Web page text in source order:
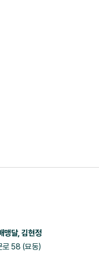
맹달, 김현정
로 58 (묘동)